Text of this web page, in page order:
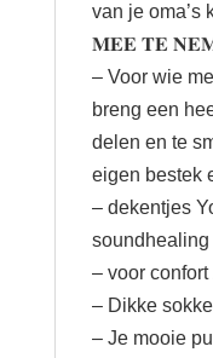
van je oma’s
𝐌𝐄𝐄 𝐓𝐄
– Voor wie
breng een
delen en te
eigen bestek
– dekentjes
soundhealing
– voor
– Dikke
– Je mooie